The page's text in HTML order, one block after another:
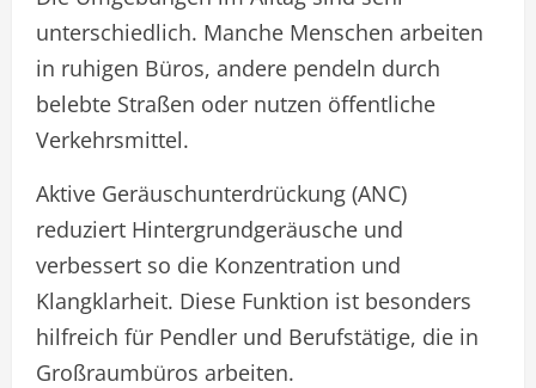
unterschiedlich. Manche Menschen arbeiten
in ruhigen Büros, andere pendeln durch
belebte Straßen oder nutzen öffentliche
Verkehrsmittel.
Aktive Geräuschunterdrückung (ANC)
reduziert Hintergrundgeräusche und
verbessert so die Konzentration und
Klangklarheit. Diese Funktion ist besonders
hilfreich für Pendler und Berufstätige, die in
Großraumbüros arbeiten.